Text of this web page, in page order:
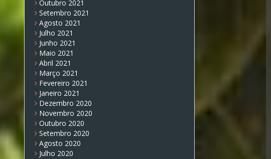
Outubro 2021
Setembro 2021
Agosto 2021
Julho 2021
Junho 2021
Maio 2021
Abril 2021
Março 2021
Fevereiro 2021
Janeiro 2021
Dezembro 2020
Novembro 2020
Outubro 2020
Setembro 2020
Agosto 2020
Julho 2020